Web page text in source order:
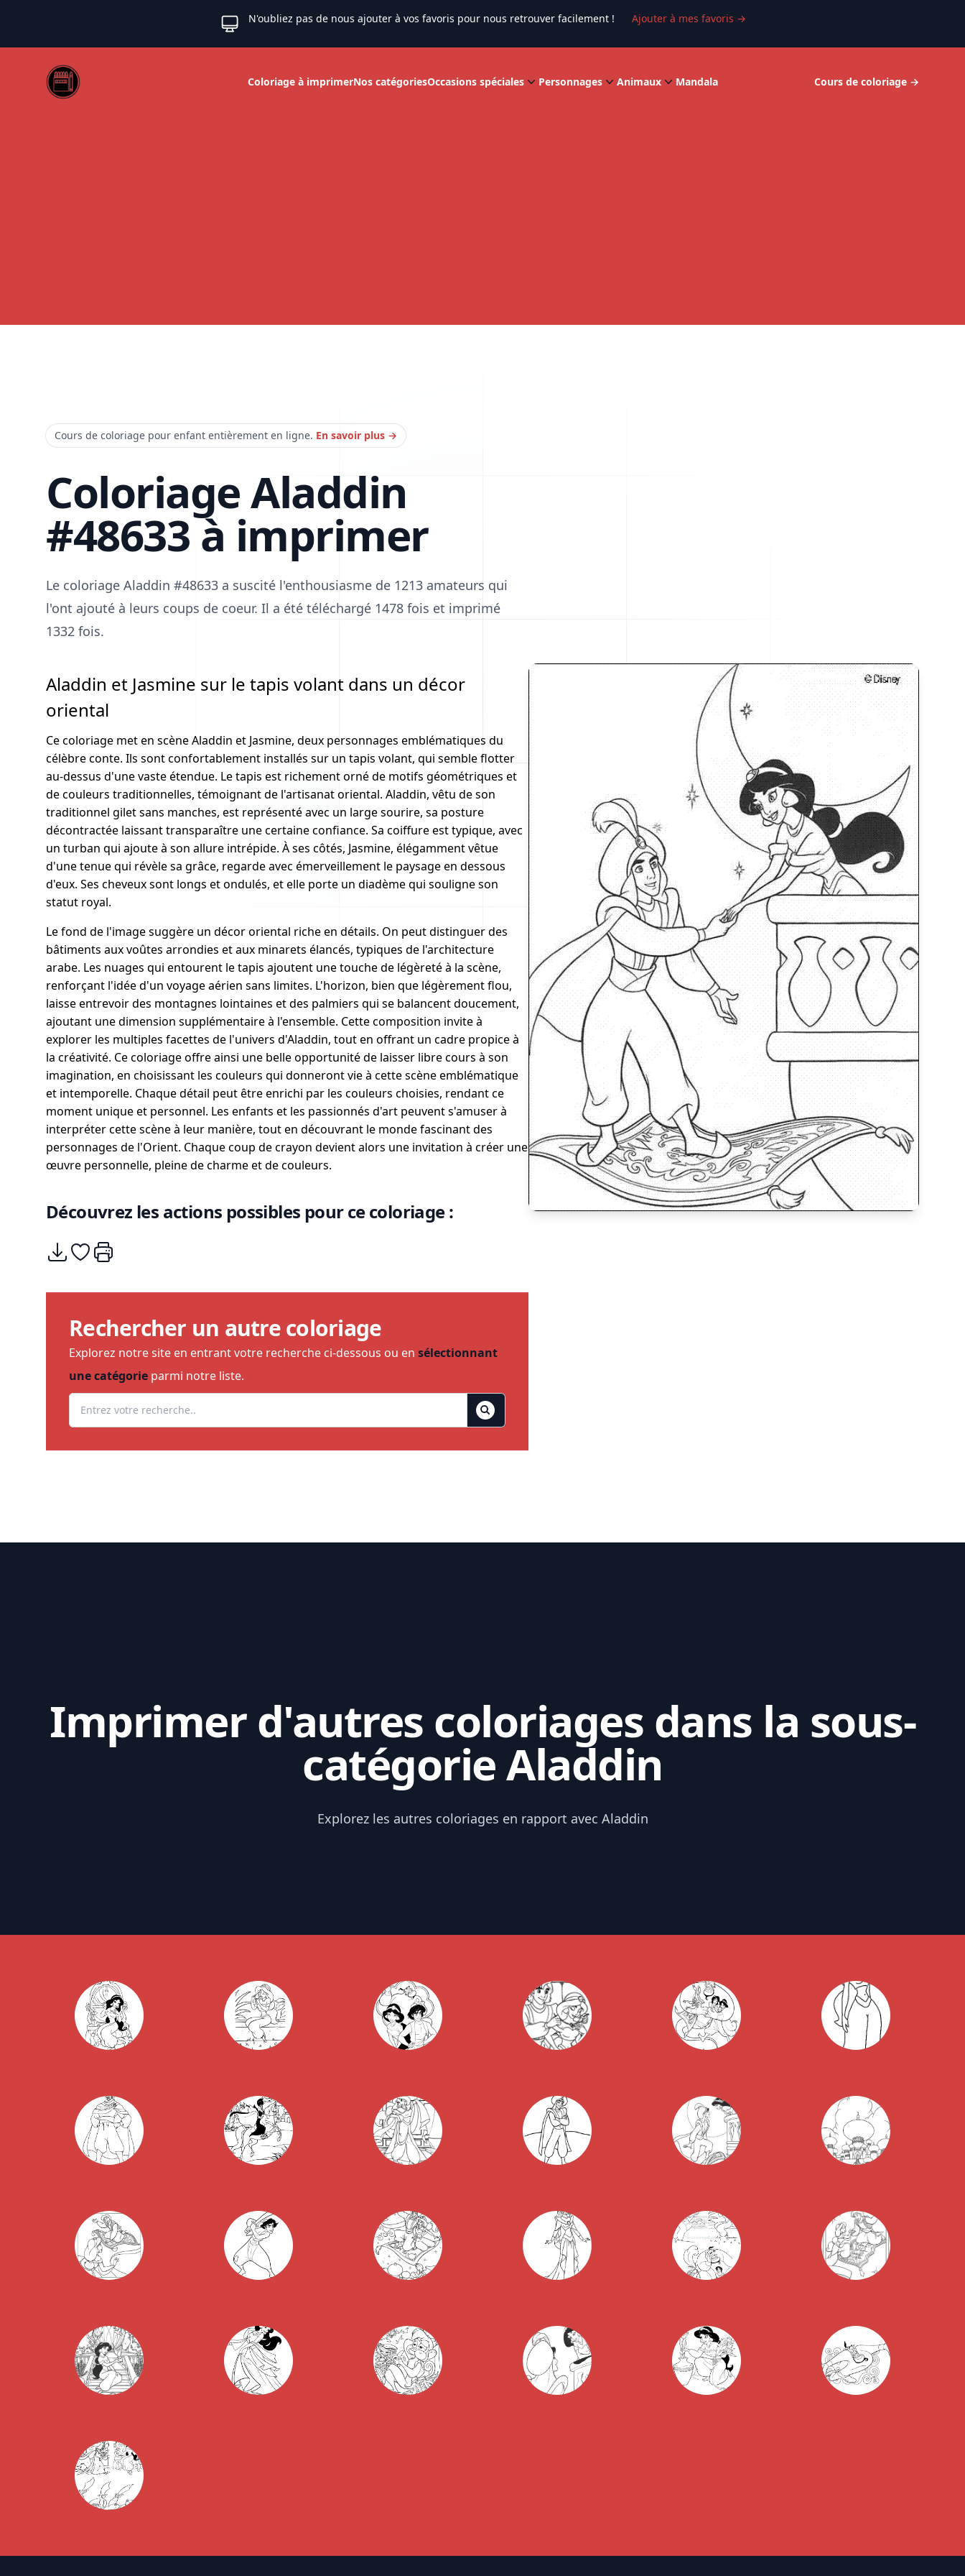
N'oubliez pas de nous ajouter à vos favoris pour nous retrouver facilement ! Ajouter à mes favoris →
Web coloriage
Coloriage à imprimerNos catégoriesOccasions spéciales Personnages Animaux Mandala Cours de coloriage →
Cours de coloriage pour enfant entièrement en ligne. En savoir plus →
Coloriage Aladdin
#48633 à imprimer
Le coloriage Aladdin #48633 a suscité l'enthousiasme de 1213 amateurs qui
l'ont ajouté à leurs coups de coeur. Il a été téléchargé 1478 fois et imprimé
1332 fois.
Aladdin et Jasmine sur le tapis volant dans un décor
oriental
Ce coloriage met en scène Aladdin et Jasmine, deux personnages emblématiques du
célèbre conte. Ils sont confortablement installés sur un tapis volant, qui semble flotter
au-dessus d'une vaste étendue. Le tapis est richement orné de motifs géométriques et
de couleurs traditionnelles, témoignant de l'artisanat oriental. Aladdin, vêtu de son
traditionnel gilet sans manches, est représenté avec un large sourire, sa posture
décontractée laissant transparaître une certaine confiance. Sa coiffure est typique, avec
un turban qui ajoute à son allure intrépide. À ses côtés, Jasmine, élégamment vêtue
d'une tenue qui révèle sa grâce, regarde avec émerveillement le paysage en dessous
d'eux. Ses cheveux sont longs et ondulés, et elle porte un diadème qui souligne son
statut royal.
Le fond de l'image suggère un décor oriental riche en détails. On peut distinguer des
bâtiments aux voûtes arrondies et aux minarets élancés, typiques de l'architecture
arabe. Les nuages qui entourent le tapis ajoutent une touche de légèreté à la scène,
renforçant l'idée d'un voyage aérien sans limites. L'horizon, bien que légèrement flou,
laisse entrevoir des montagnes lointaines et des palmiers qui se balancent doucement,
ajoutant une dimension supplémentaire à l'ensemble. Cette composition invite à
explorer les multiples facettes de l'univers d'Aladdin, tout en offrant un cadre propice à
la créativité. Ce coloriage offre ainsi une belle opportunité de laisser libre cours à son
imagination, en choisissant les couleurs qui donneront vie à cette scène emblématique
et intemporelle. Chaque détail peut être enrichi par les couleurs choisies, rendant ce
moment unique et personnel. Les enfants et les passionnés d'art peuvent s'amuser à
interpréter cette scène à leur manière, tout en découvrant le monde fascinant des
personnages de l'Orient. Chaque coup de crayon devient alors une invitation à créer une
œuvre personnelle, pleine de charme et de couleurs.
Découvrez les actions possibles pour ce coloriage :
Télécharger
Ajouter à mes coups de coeurs
Imprimer
Rechercher un autre coloriage
Explorez notre site en entrant votre recherche ci-dessous ou en sélectionnant
une catégorie parmi notre liste.
Imprimer d'autres coloriages dans la sous-
catégorie Aladdin
Explorez les autres coloriages en rapport avec Aladdin